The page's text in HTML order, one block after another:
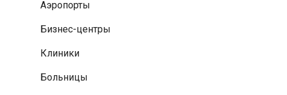
Аэропорты
Бизнес-центры
Клиники
Больницы